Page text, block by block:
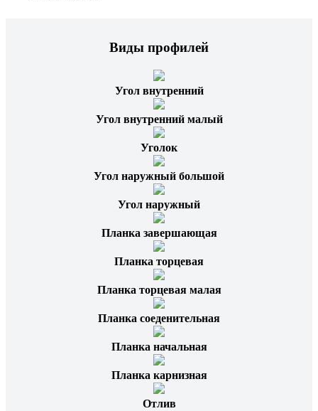
Виды профилей
Угол внутренний
Угол внутренний малый
Уголок
Угол наружный большой
Угол наружный
Планка завершающая
Планка торцевая
Планка торцевая малая
Планка соеденительная
Планка начальная
Планка карнизная
Отлив